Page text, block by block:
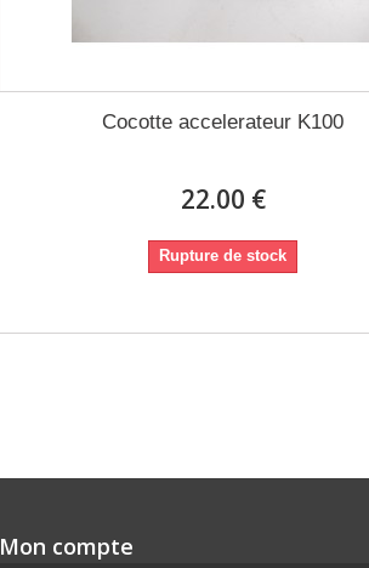
Cocotte accelerateur K100
22.00 €
Rupture de stock
Mon compte